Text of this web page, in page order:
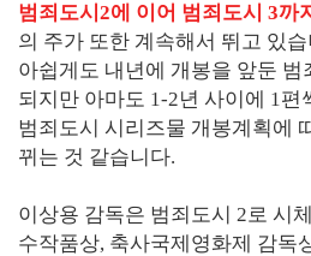
범죄도시2에 이어 범죄도시 3까
의 주가 또한 계속해서 뛰고 있습
아쉽게도 내년에 개봉을 앞둔 범
되지만 아마도 1-2년 사이에 1편
범죄도시 시리즈물 개봉계획에
뀌는 것 같습니다.
이상용 감독은 범죄도시 2로 시
수작품상, 축사국제영화제 감독